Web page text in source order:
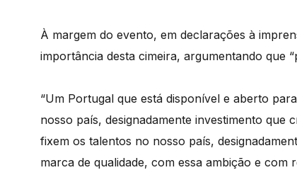
À margem do evento, em declarações à
importância desta cimeira, argumentando que
“Um Portugal que está disponível e aberto
nosso país, designadamente investimento que
fixem os talentos no nosso país,
marca de qualidade, com essa ambição e com